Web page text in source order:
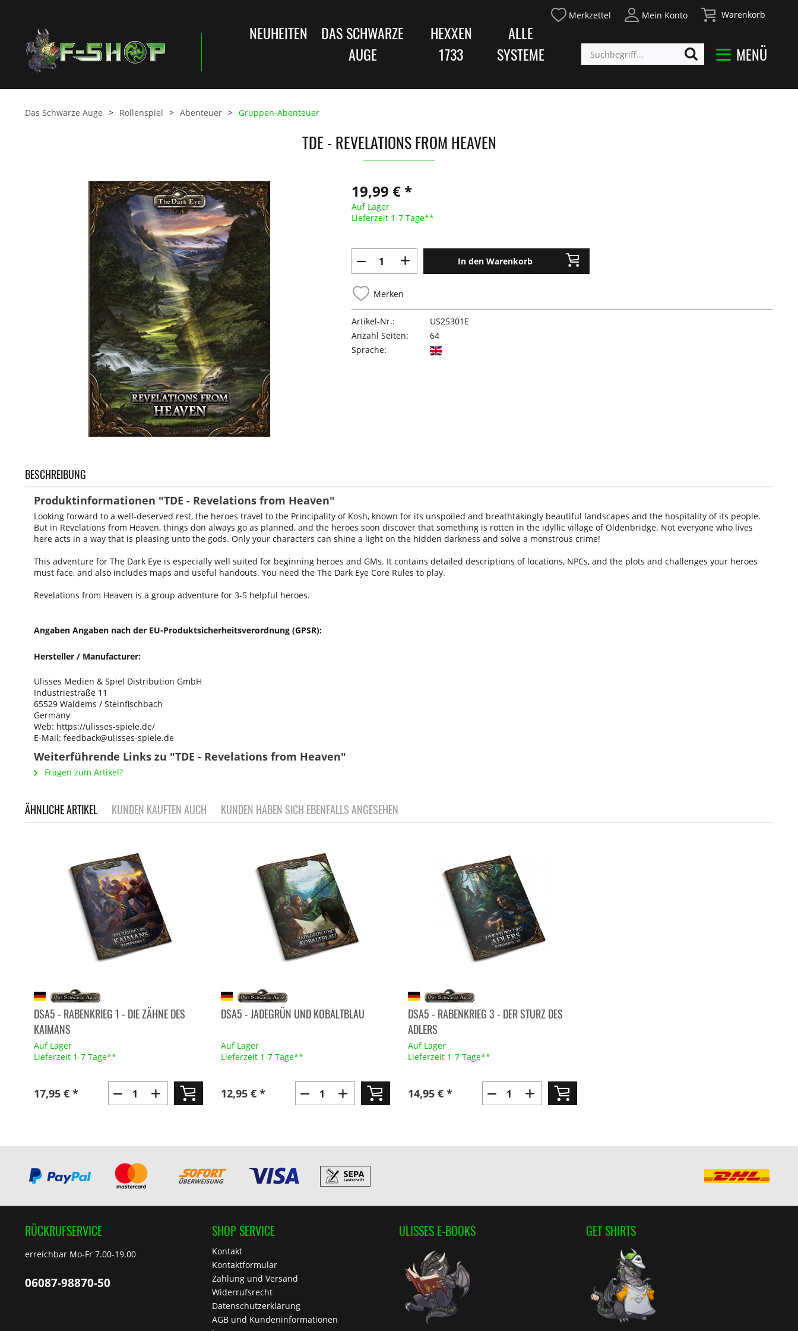
Merkzettel Mein Konto Warenkorb
MENÜ
NEUHEITEN
DAS SCHWARZE
AUGE
HEXXEN
1733
ALLE
SYSTEME
Das Schwarze Auge Rollenspiel Abenteuer Gruppen-Abenteuer
TDE - REVELATIONS FROM HEAVEN
19,99 € *
Auf Lager
Lieferzeit 1-7 Tage**
In den Warenkorb
Merken
Artikel-Nr.:
US25301E
Anzahl Seiten:
64
Sprache:
BESCHREIBUNG
Produktinformationen "TDE - Revelations from Heaven"
Looking forward to a well-deserved rest, the heroes travel to the Principality of Kosh, known for its unspoiled and breathtakingly beautiful landscapes and the hospitality of its people.
But in Revelations from Heaven, things don always go as planned, and the heroes soon discover that something is rotten in the idyllic village of Oldenbridge. Not everyone who lives
here acts in a way that is pleasing unto the gods. Only your characters can shine a light on the hidden darkness and solve a monstrous crime!
This adventure for The Dark Eye is especially well suited for beginning heroes and GMs. It contains detailed descriptions of locations, NPCs, and the plots and challenges your heroes
must face, and also includes maps and useful handouts. You need the The Dark Eye Core Rules to play.
Revelations from Heaven is a group adventure for 3-5 helpful heroes.
Angaben Angaben nach der EU-Produktsicherheitsverordnung (GPSR):
Hersteller / Manufacturer:
Ulisses Medien & Spiel Distribution GmbH
Industriestraße 11
65529 Waldems / Steinfischbach
Germany
Web: https://ulisses-spiele.de/
E-Mail: feedback@ulisses-spiele.de
Weiterführende Links zu "TDE - Revelations from Heaven"
Fragen zum Artikel?
ÄHNLICHE ARTIKEL KUNDEN KAUFTEN AUCH KUNDEN HABEN SICH EBENFALLS ANGESEHEN
DSA5 - RABENKRIEG 1 - DIE ZÄHNE DES
KAIMANS
Auf Lager
Lieferzeit 1-7 Tage**
17,95 € *
DSA5 - JADEGRÜN UND KOBALTBLAU
Auf Lager
Lieferzeit 1-7 Tage**
12,95 € *
DSA5 - RABENKRIEG 3 - DER STURZ DES
ADLERS
Auf Lager
Lieferzeit 1-7 Tage**
14,95 € *
RÜCKRUFSERVICE
erreichbar Mo-Fr 7.00-19.00
06087-98870-50
SHOP SERVICE
Kontakt
Kontaktformular
Zahlung und Versand
Widerrufsrecht
Datenschutzerklärung
AGB und Kundeninformationen
ULISSES E-BOOKS GET SHIRTS